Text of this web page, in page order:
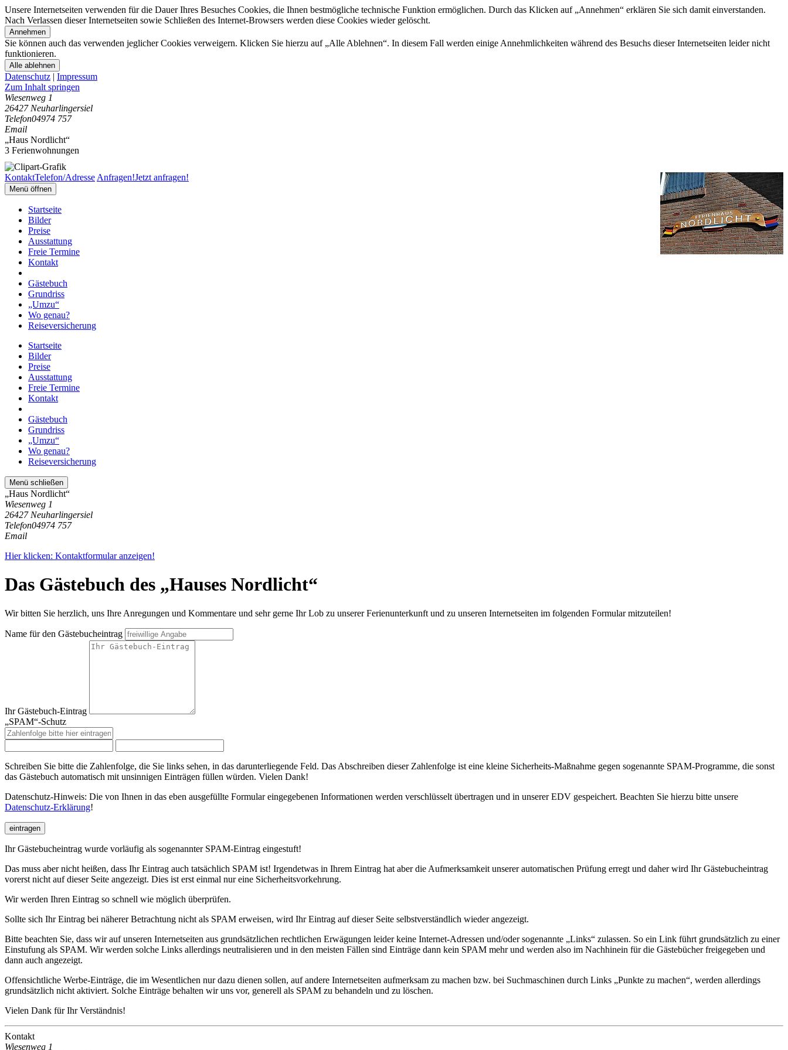
Unsere Internetseiten verwenden für die Dauer Ihres Besuches Cookies, die Ihnen bestmögliche technische Funktion ermöglichen. Durch das Klicken auf „Annehmen“ erklären Sie sich damit einverstanden.
Nach Verlassen dieser Internetseiten sowie Schließen des Internet-Browsers werden diese Cookies wieder gelöscht.
Annehmen
Sie können auch das verwenden jeglicher Cookies verweigern. Klicken Sie hierzu auf „Alle Ablehnen“. In diesem Fall werden einige Annehmlichkeiten während des Besuchs dieser Internetseiten leider nicht
funktionieren.
Alle ablehnen
Datenschutz | Impressum
Zum Inhalt springen
Wiesenweg 1
26427 Neuharlingersiel
Telefon04974 757
Email
„Haus Nordlicht“
3 Ferienwohnungen
KontaktTelefon/Adresse Anfragen!Jetzt anfragen!
Menü öffnen
Startseite
Bilder
Preise
Ausstattung
Freie Termine
Kontakt
Gästebuch
Grundriss
„Umzu“
Wo genau?
Reiseversicherung
Startseite
Bilder
Preise
Ausstattung
Freie Termine
Kontakt
Gästebuch
Grundriss
„Umzu“
Wo genau?
Reiseversicherung
Menü schließen
„Haus Nordlicht“
Wiesenweg 1
26427 Neuharlingersiel
Telefon04974 757
Email
Hier klicken: Kontaktformular anzeigen!
Das Gästebuch des „Hauses Nordlicht“
Wir bitten Sie herzlich, uns Ihre Anregungen und Kommentare und sehr gerne Ihr Lob zu unserer Ferienunterkunft und zu unseren Internetseiten im folgenden Formular mitzuteilen!
Name für den Gästebucheintrag
Ihr Gästebuch-Eintrag
„SPAM“-Schutz
Schreiben Sie bitte die Zahlenfolge, die Sie links sehen, in das darunterliegende Feld. Das Abschreiben dieser Zahlenfolge ist eine kleine Sicherheits-Maßnahme gegen sogenannte SPAM-Programme, die sonst
das Gästebuch automatisch mit unsinnigen Einträgen füllen würden. Vielen Dank!
Datenschutz-Hinweis: Die von Ihnen in das eben ausgefüllte Formular eingegebenen Informationen werden verschlüsselt übertragen und in unserer EDV gespeichert. Beachten Sie hierzu bitte unsere
Datenschutz-Erklärung!
eintragen
Ihr Gästebucheintrag wurde vorläufig als sogenannter SPAM-Eintrag eingestuft!
Das muss aber nicht heißen, dass Ihr Eintrag auch tatsächlich SPAM ist! Irgendetwas in Ihrem Eintrag hat aber die Aufmerksamkeit unserer automatischen Prüfung erregt und daher wird Ihr Gästebucheintrag
vorerst nicht auf dieser Seite angezeigt. Dies ist erst einmal nur eine Sicherheitsvorkehrung.
Wir werden Ihren Eintrag so schnell wie möglich überprüfen.
Sollte sich Ihr Eintrag bei näherer Betrachtung nicht als SPAM erweisen, wird Ihr Eintrag auf dieser Seite selbstverständlich wieder angezeigt.
Bitte beachten Sie, dass wir auf unseren Internetseiten aus grundsätzlichen rechtlichen Erwägungen leider keine Internet-Adressen und/oder sogenannte „Links“ zulassen. So ein Link führt grundsätzlich zu einer
Einstufung als SPAM. Wir werden solche Links allerdings neutralisieren und in den meisten Fällen sind Einträge dann kein SPAM mehr und werden also im Nachhinein für die Gästebücher freigegeben und
dann auch angezeigt.
Offensichtliche Werbe-Einträge, die im Wesentlichen nur dazu dienen sollen, auf andere Internetseiten aufmerksam zu machen bzw. bei Suchmaschinen durch Links „Punkte zu machen“, werden allerdings
grundsätzlich nicht aktiviert. Solche Einträge behalten wir uns vor, generell als SPAM zu behandeln und zu löschen.
Vielen Dank für Ihr Verständnis!
Kontakt
Wiesenweg 1